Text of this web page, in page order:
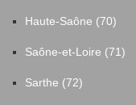
Haute-Saône (70)
Saône-et-Loire (71)
Sarthe (72)